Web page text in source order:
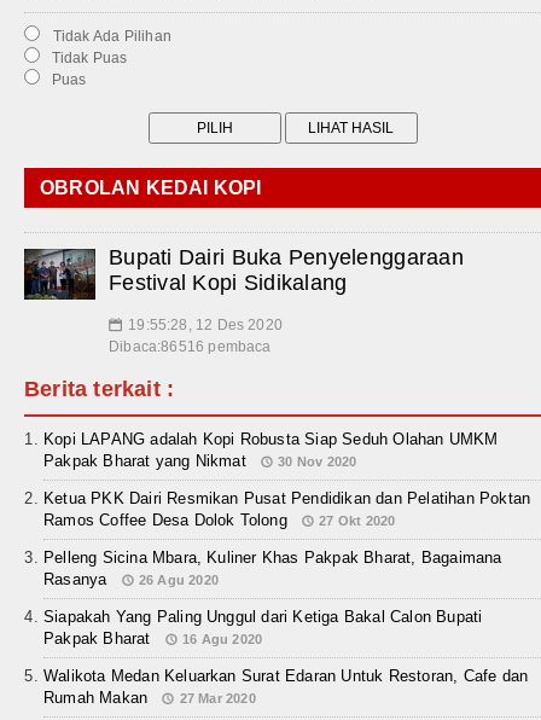
Tidak Ada Pilihan
Tidak Puas
Puas
OBROLAN KEDAI KOPI
Bupati Dairi Buka Penyelenggaraan
Festival Kopi Sidikalang
📅 19:55:28, 12 Des 2020
Dibaca:86516 pembaca
Berita terkait :
Kopi LAPANG adalah Kopi Robusta Siap Seduh Olahan UMKM
Pakpak Bharat yang Nikmat
30 Nov 2020
Ketua PKK Dairi Resmikan Pusat Pendidikan dan Pelatihan Poktan
Ramos Coffee Desa Dolok Tolong
27 Okt 2020
Pelleng Sicina Mbara, Kuliner Khas Pakpak Bharat, Bagaimana
Rasanya
26 Agu 2020
Siapakah Yang Paling Unggul dari Ketiga Bakal Calon Bupati
Pakpak Bharat
16 Agu 2020
Walikota Medan Keluarkan Surat Edaran Untuk Restoran, Cafe dan
Rumah Makan
27 Mar 2020